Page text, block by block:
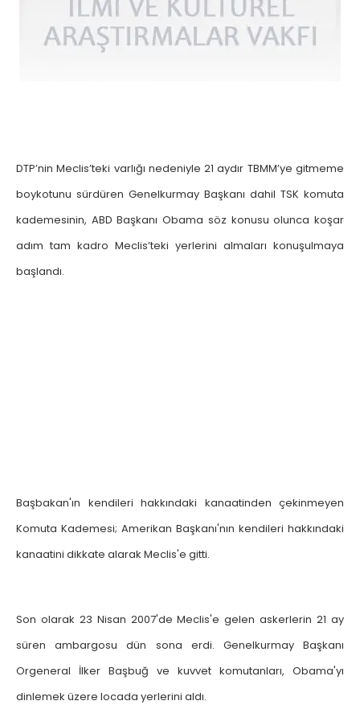
DTP’nin Meclis’teki varlığı nedeniyle 21 aydır TBMM’ye gitmeme
boykotunu sürdüren Genelkurmay Başkanı dahil TSK komuta
kademesinin, ABD Başkanı Obama söz konusu olunca koşar
adım tam kadro Meclis’teki yerlerini almaları konuşulmaya
başlandı.
Başbakan'ın kendileri hakkındaki kanaatinden çekinmeyen
Komuta Kademesi; Amerikan Başkanı'nın kendileri hakkındaki
kanaatini dikkate alarak Meclis'e gitti.
Son olarak 23 Nisan 2007'de Meclis'e gelen askerlerin 21 ay
süren ambargosu dün sona erdi. Genelkurmay Başkanı
Orgeneral İlker Başbuğ ve kuvvet komutanları, Obama'yı
dinlemek üzere locada yerlerini aldı.